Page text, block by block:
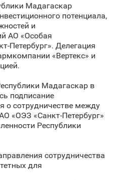
Мадагаскар
потенциала,
и
АО «Особая
Делегация
«Вертекс» и
Мадагаскар в
подписание
о сотрудничестве между
«ОЭЗ «Санкт‑Петербург»
Республики
сотрудничества
для